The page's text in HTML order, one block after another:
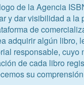
de la Agencia
y dar visibilidad a la
de
adquirir algún libro,
responsable, cuyo
de cada libro
su